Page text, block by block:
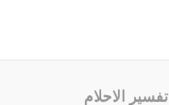
تفسير الاحلام